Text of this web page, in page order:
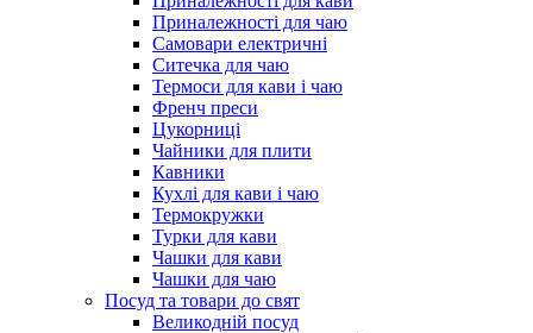
Приналежності для чаю
Самовари електричні
Ситечка для чаю
Термоси для кави і чаю
Френч преси
Цукорниці
Чайники для плити
Кавники
Кухлі для кави і чаю
Термокружки
Турки для кави
Чашки для кави
Чашки для чаю
Посуд та товари до свят
Великодній посуд